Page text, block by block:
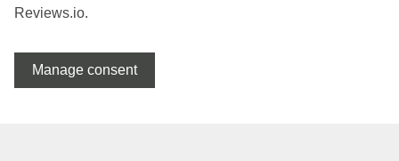
Reviews.io.
Manage consent